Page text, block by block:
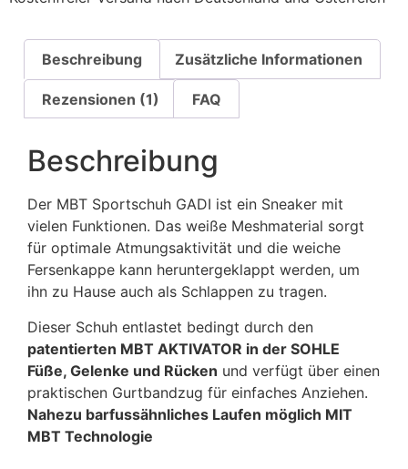
Beschreibung Zusätzliche Informationen
Rezensionen (1) FAQ
Beschreibung
Der MBT Sportschuh GADI ist ein Sneaker mit
vielen Funktionen. Das weiße Meshmaterial sorgt
für optimale Atmungsaktivität und die weiche
Fersenkappe kann heruntergeklappt werden, um
ihn zu Hause auch als Schlappen zu tragen.
Dieser Schuh entlastet bedingt durch den
patentierten MBT AKTIVATOR in der SOHLE
Füße, Gelenke und Rücken und verfügt über einen
praktischen Gurtbandzug für einfaches Anziehen.
Nahezu barfussähnliches Laufen möglich MIT
MBT Technologie